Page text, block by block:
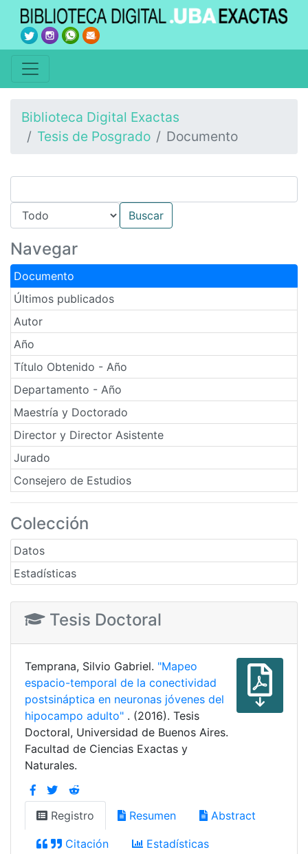
Biblioteca Digital Exactas
Tesis de Posgrado
Documento
Navegar
Documento
Últimos publicados
Autor
Año
Título Obtenido - Año
Departamento - Año
Maestría y Doctorado
Director y Director Asistente
Jurado
Consejero de Estudios
Colección
Datos
Estadísticas
Tesis Doctoral
Temprana, Silvio Gabriel. "Mapeo
espacio-temporal de la conectividad
postsináptica en neuronas jóvenes del
hipocampo adulto" . (2016). Tesis
Doctoral, Universidad de Buenos Aires.
Facultad de Ciencias Exactas y
Naturales.
Registro Resumen Abstract
Citación Estadísticas